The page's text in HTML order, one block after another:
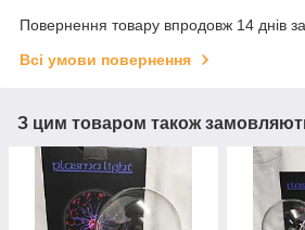
Повернення товару впродовж 14 днів
Всі умови повернення
З цим товаром також